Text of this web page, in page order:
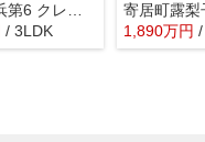
寄居町赤浜第6 クレイドルガーデン 新築戸建 全2棟 2号棟
/ 3LDK 1,890万円